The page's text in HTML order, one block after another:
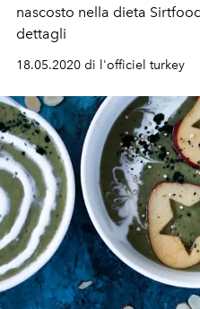
nascosto nella dieta
dettagli
18.05.2020 di l'officiel turkey